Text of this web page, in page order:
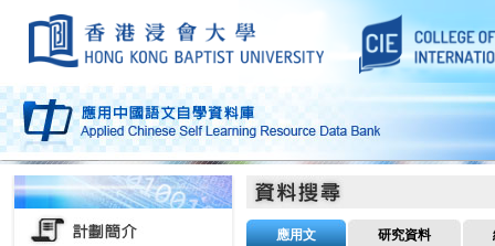
應用文 研究資料